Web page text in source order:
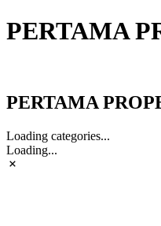
PERTAMA
PERTAMA
Loading categories...
Loading...